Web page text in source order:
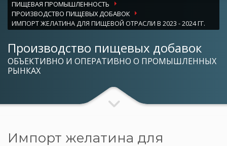
ПИЩЕВАЯ ПРОМЫШЛЕННОСТЬ
ПРОИЗВОДСТВО ПИЩЕВЫХ ДОБАВОК
ИМПОРТ ЖЕЛАТИНА ДЛЯ ПИЩЕВОЙ ОТРАСЛИ В 2023 - 2024 ГГ.
Производство пищевых добавок
ОБЪЕКТИВНО И ОПЕРАТИВНО О ПРОМЫШЛЕННЫХ
РЫНКАХ
Импорт желатина для